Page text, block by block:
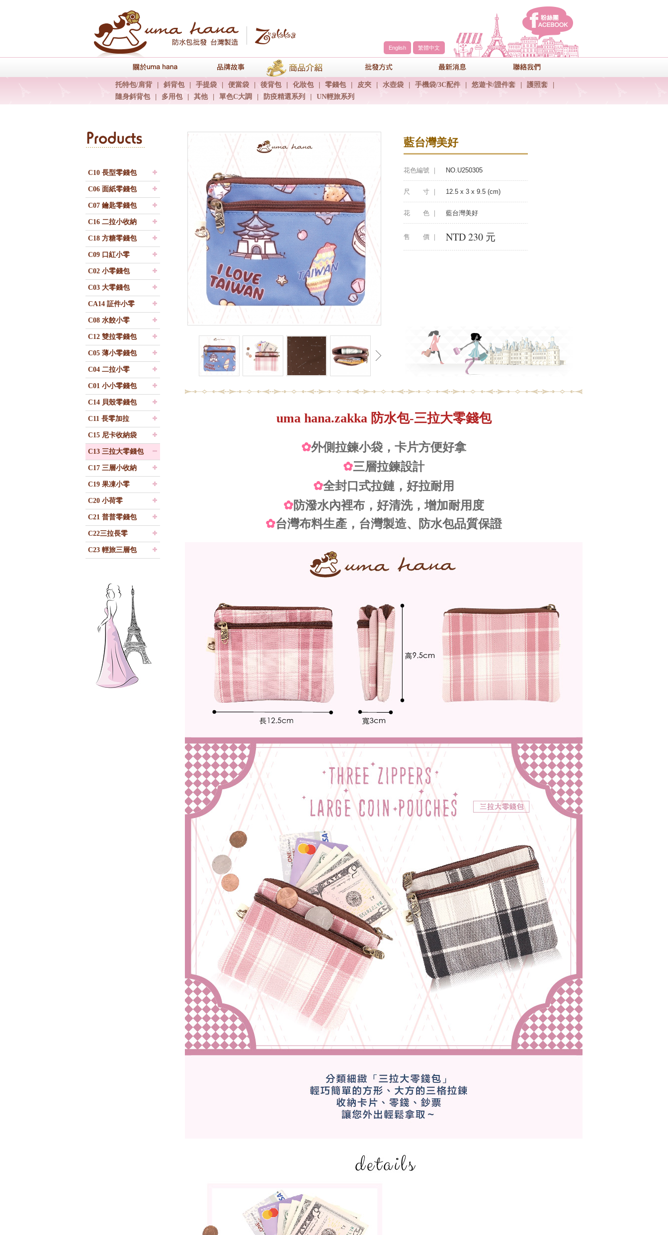
English 繁體中文
關於uma hana 品牌故事
托特包/肩背 斜背包 手提袋 便當袋 後背包 化妝包 零錢包 皮夾 水壺袋 手機袋/3C配件 悠遊卡/證件套 護照套
隨身斜背包
多用包 其他 單色C大調 防疫精選系列 UN輕旅系列
包包批發方式
C10 長型零錢包
C06 面紙零錢包
C07 鑰匙零錢包
C16 二拉小收納
C18 方糖零錢包
C09 口紅小零
C02 小零錢包
C03 大零錢包
CA14 証件小零
C08 水餃小零
C12 雙拉零錢包
C05 薄小零錢包
C04 二拉小零
C01 小小零錢包
C14 貝殼零錢包
C11 長零加拉
C15 尼卡收納袋
C13 三拉大零錢包
C17 三層小收納
C19 果凍小零
C20 小荷零
C21 普普零錢包
C22三拉長零
C23 輕旅三層包
藍台灣美好
花色編號 ｜ NO.U250305
尺 寸 ｜ 12.5 x 3 x 9.5 (cm)
花 色 ｜ 藍台灣美好
售 價 ｜ NTD 230 元
uma hana.zakka 防水包-三拉大零錢包
✿外側拉鍊小袋，卡片方便好拿
✿三層拉鍊設計
✿全封口式拉鏈，好拉耐用
✿防潑水內裡布，好清洗，增加耐用度
✿台灣布料生產，台灣製造、防水包品質保證